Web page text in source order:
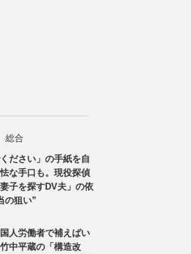
総合
ください」の手紙を自
な手口も。現役探偵
子を探すDV夫」の依
の狙い”
国人労働者で補えばい
中平蔵の「構造改